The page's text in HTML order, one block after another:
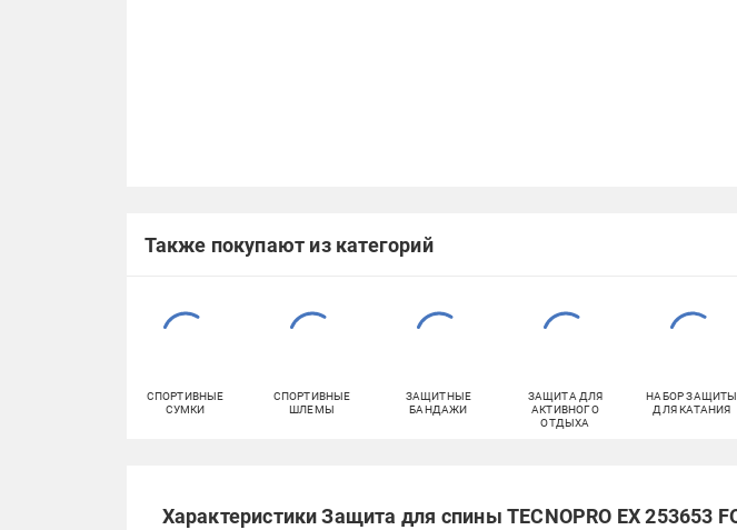
Также покупают из категорий
СПОРТИВНЫЕ
СУМКИ
СПОРТИВНЫЕ
ШЛЕМЫ
ЗАЩИТНЫЕ
БАНДАЖИ
ЗАЩИТА ДЛЯ
АКТИВНОГО
ОТДЫХА
НАБОР ЗАЩИТЫ
ДЛЯ КАТАНИЯ
Характеристики Защита для спины TECNOPRO ЕХ 253653